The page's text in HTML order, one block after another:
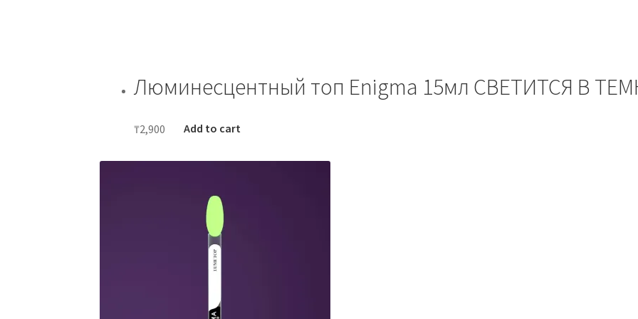
Люминесцентный топ Enigma 15мл СВЕТИТСЯ В
₸2,900 Add to cart